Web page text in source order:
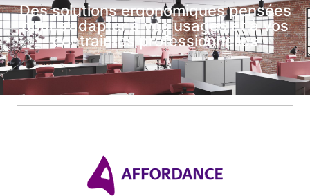
Des solutions ergonomiques pensées
pour s’adapter à vos usages et à vos
contraintes professionnelles